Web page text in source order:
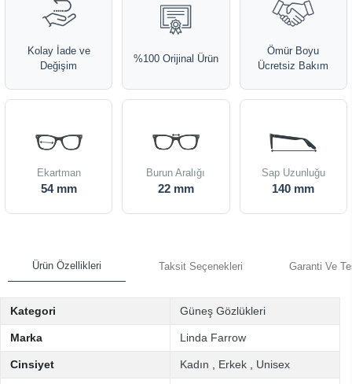
Kolay İade ve
Değişim
%100 Orijinal Ürün
Ömür Boyu
Ücretsiz Bakım
Ekartman
54 mm
Burun Aralığı
22 mm
Sap Uzunluğu
140 mm
Ürün Özellikleri Taksit Seçenekleri Garanti Ve
Kategori Güneş Gözlükleri
Marka Linda Farrow
Cinsiyet Kadın Erkek Unisex